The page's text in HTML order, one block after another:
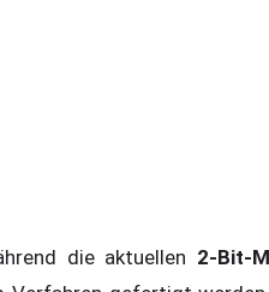
die aktuellen 2-Bit-